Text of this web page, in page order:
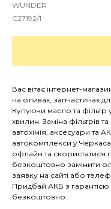
WUNDER
C27192/1
Вас вітає інтернет-
на оливах, запчастинах
Купуючи масло та фільтр
хвилин. Заміна фільтрів
автохімія, аксесуари та
автокомплекси у
офлайн та
безкоштовно замінити
заявку на сайті або
Придбай АКБ з
безкоштовно.